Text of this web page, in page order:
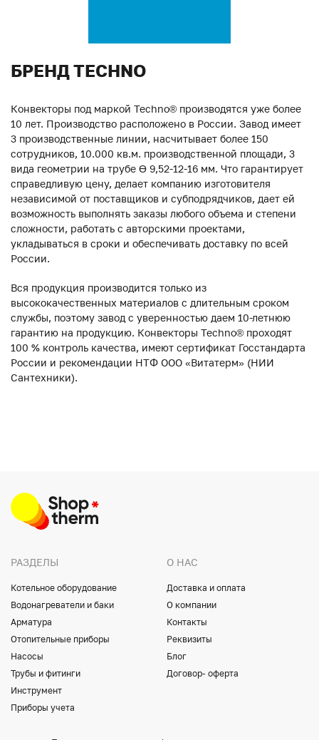
БРЕНД TECHNO
Конвекторы под маркой Techno® производятся уже более
10 лет. Производство расположено в России. Завод имеет
3 производственные линии, насчитывает более 150
сотрудников, 10.000 кв.м. производственной площади, 3
вида геометрии на трубе ϴ 9,52-12-16 мм. Что гарантирует
справедливую цену, делает компанию изготовителя
независимой от поставщиков и субподрядчиков, дает ей
возможность выполнять заказы любого объема и степени
сложности, работать с авторскими проектами,
укладываться в сроки и обеспечивать доставку по всей
России.
Вся продукция производится только из
высококачественных материалов с длительным сроком
службы, поэтому завод с уверенностью даем 10-летнюю
гарантию на продукцию. Конвекторы Techno® проходят
100 % контроль качества, имеют сертификат Госстандарта
России и рекомендации НТФ ООО «Витатерм» (НИИ
Сантехники).
РАЗДЕЛЫ
Котельное оборудование
Водонагреватели и баки
Арматура
Отопительные приборы
Насосы
Трубы и фитинги
Инструмент
Приборы учета
О НАС
Доставка и оплата
О компании
Контакты
Реквизиты
Блог
Договор- оферта